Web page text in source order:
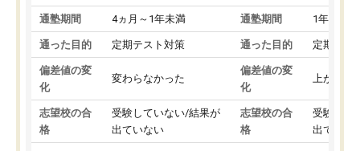
通塾期間 4ヵ月～1年未満
通った目的 定期テスト対策
偏差値の変
化
変わらなかった
志望校の合
格
受験していない/結果が
出ていない
通塾期間 1年以上
通った目的 定期テス
偏差値の変
化
上がった
志望校の合
格
受験して
出ていな